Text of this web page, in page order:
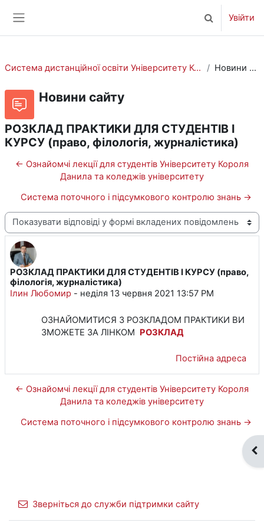
Увійти
Система дистанційної освіти Університету Короля Данила Новини сайту
Новини сайту
РОЗКЛАД ПРАКТИКИ ДЛЯ СТУДЕНТІВ І
КУРСУ (право, філологія, журналістика)
← Ознайомчі лекції для студентів Університету Короля
Данила та коледжів університету
Система поточного і підсумкового контролю знань →
Тип показу
РОЗКЛАД ПРАКТИКИ ДЛЯ СТУДЕНТІВ І КУРСУ (право,
філологія, журналістика)
Ілин Любомир - неділя 13 червня 2021 13:57 PM
Кількість відповідей: 0
ОЗНАЙОМИТИСЯ З РОЗКЛАДОМ ПРАКТИКИ ВИ
ЗМОЖЕТЕ ЗА ЛІНКОМ РОЗКЛАД
Постійна адреса
← Ознайомчі лекції для студентів Університету Короля
Данила та коледжів університету
Система поточного і підсумкового контролю знань →
Зверніться до служби підтримки сайту